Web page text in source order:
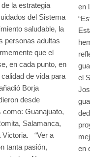
la estrategia
del Sistema
saludable, la
personas adultas
que el
en cada punto, en
de vida para
Borja
desde
como: Guanajuato,
Salamanca,
Victoria. “Ver a
tanta pasión,
en
el
en